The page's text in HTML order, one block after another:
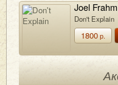
Joel
Don't Explain
1800р.